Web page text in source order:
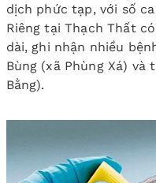
dịch phức tạp, với số
Riêng tại Thạch Thất
dài, ghi nhận nhiều
Bùng (xã Phùng Xá) và
Bằng).